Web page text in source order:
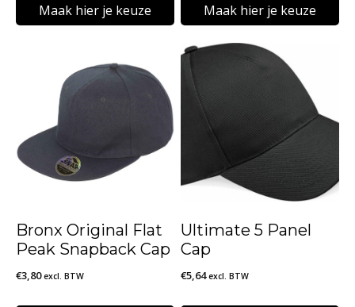
Maak hier je keuze
meerdere
variaties.
Deze
gekozen
Maak hier je keuze
product
heeft
meerdere
variaties.
optie
gekozen
Bronx Original Flat
Peak Snapback Cap
€3,80 excl. BTW
Ultimate 5 Panel
Cap
€5,64 excl. BTW